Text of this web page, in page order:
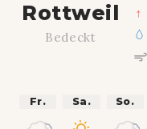
Rottweil
Bedeckt
Fr. Sa. So.